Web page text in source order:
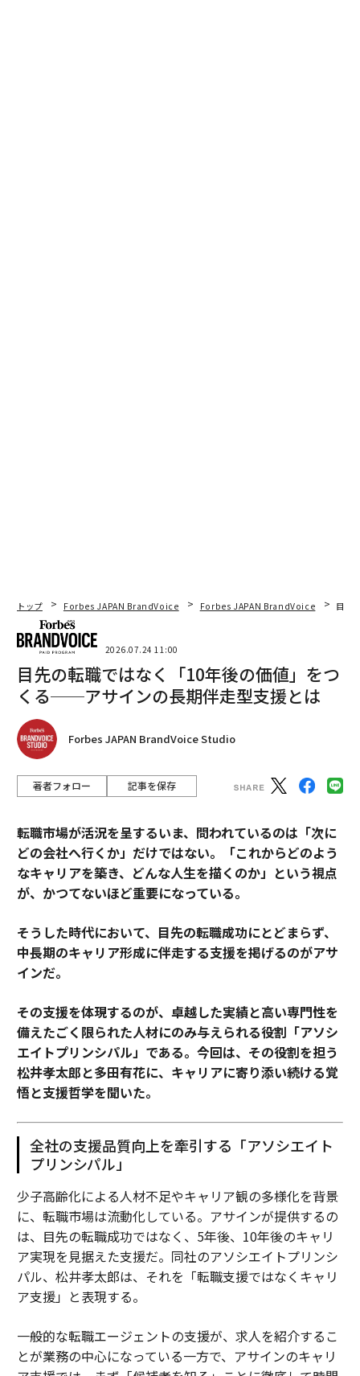
トップ Forbes JAPAN BrandVoice Forbes JAPAN BrandVoice 目先
2026.07.24 11:00
目先の転職ではなく「10年後の価値」をつ
くる──アサインの長期伴走型支援とは
Forbes JAPAN BrandVoice Studio
著者フォロー 記事を保存
転職市場が活況を呈するいま、問われているのは「次に
どの会社へ行くか」だけではない。「これからどのよう
なキャリアを築き、どんな人生を描くのか」という視点
が、かつてないほど重要になっている。
そうした時代において、目先の転職成功にとどまらず、
中長期のキャリア形成に伴走する支援を掲げるのがアサ
インだ。
その支援を体現するのが、卓越した実績と高い専門性を
備えたごく限られた人材にのみ与えられる役割「アソシ
エイトプリンシパル」である。今回は、その役割を担う
松井孝太郎と多田有花に、キャリアに寄り添い続ける覚
悟と支援哲学を聞いた。
全社の支援品質向上を牽引する「アソシエイト
プリンシパル」
少子高齢化による人材不足やキャリア観の多様化を背景
に、転職市場は流動化している。アサインが提供するの
は、目先の転職成功ではなく、5年後、10年後のキャリ
ア実現を見据えた支援だ。同社のアソシエイトプリンシ
パル、松井孝太郎は、それを「転職支援ではなくキャリ
ア支援」と表現する。
一般的な転職エージェントの支援が、求人を紹介するこ
とが業務の中心になっている一方で、アサインのキャリ